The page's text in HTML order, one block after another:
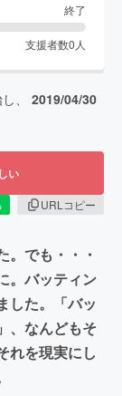
終了
支援者数0 人
、 2019/04/30
い
URLコピー
。でも・・・
。バッティン
した。「バッ
、なんどもそ
れを現実にし